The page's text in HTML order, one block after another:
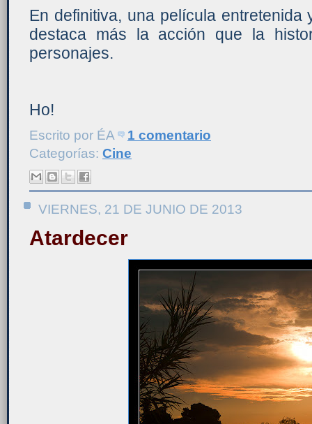
En definitiva, una película entretenida
destaca más la acción que la
personajes.
Ho!
Escrito por ÉA
1 comentario
Categorías: Cine
VIERNES, 21 DE JUNIO DE 2013
Atardecer